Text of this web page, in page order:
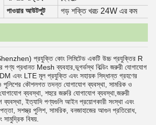
পাওয়ার আউটপুট গড় শক্তি খরচ 24W এর কম
প্রযুক্তি কোং লিমিটেড একটি উচ্চ প্রযুক্তির R
পণ্য প্রধানত Mesh ব্যবহার,ভূগর্ভস্থ বিল্ডিং জরুরী যোগাযোগ
এবং LTE মূল প্রযুক্তি এবং সহায়ক সিদ্ধান্ত গ্রহণের
ও পুলিশের কৌশলগত তদন্ত যোগাযোগ ব্যবস্থা, সামরিক ও
ব্যবস্থা, শহুরে জরুরি যোগাযোগ ব্যবস্থা,জরুরী
ব্যবস্থা, ইত্যাদি পণ্যগুলি আইন প্রয়োগকারী সংস্থা এবং
সশস্ত্র পুলিশ, সামরিক, বনজাহাজের আগুন প্রতিরোধ,
সামুদ্রিক বিষয়.